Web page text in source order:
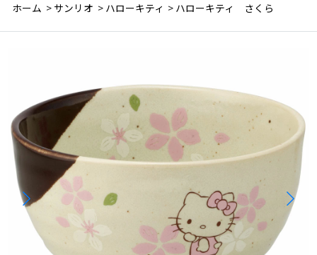
ホーム > サンリオ > ハローキティ > ハローキティ さくら